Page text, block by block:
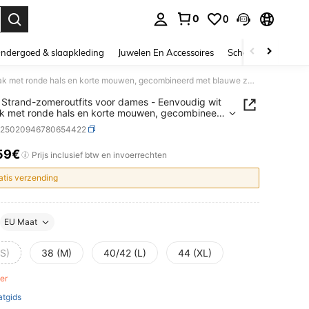
0 0
& slaapkleding Juwelen En Accessoires Schoonheid &
SHEIN Strand-zomeroutfits voor dames - Eenvoudig wit badpak met ronde hals en korte mouwen, gecombineerd met blauwe zwemshorts met lage taille, sportbikiniset
Strand-zomeroutfits voor dames - Eenvoudig wit
met ronde hals en korte mouwen, gecombineerd
zwemshorts met lage taille, sportbikiniset
AND AVAILABILITY
Prijs inclusief btw en invoerrechten
verzending
EU Maat
38 (M) 40/42 (L) 44 (XL)